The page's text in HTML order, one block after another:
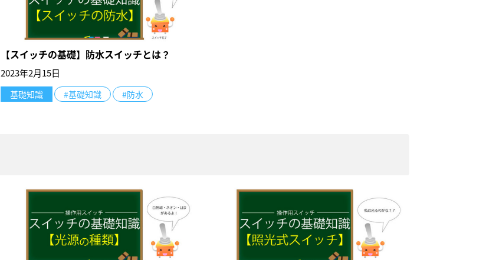
【スイッチの基礎】防水スイッチとは？
2023年2月15日
基礎知識 #基礎知識 #防水